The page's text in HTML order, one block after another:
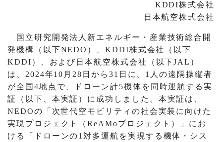
KDDI株式会社
日本航空株式会社
国立研究開発法人新エネルギー・産業技術総合開
発機構（以下NEDO）、KDDI株式会社（以下
KDDI）、および日本航空株式会社（以下JAL）
は、2024年10月28日から31日に、1人の遠隔操縦者
が全国4地点で、ドローン計5機体を同時運航する実
証（以下、本実証）に成功しました。本実証は、
NEDOの「次世代空モビリティの社会実装に向けた
実現プロジェクト（ReAMoプロジェクト）」にお
ける「ドローンの1対多運航を実現する機体・シス